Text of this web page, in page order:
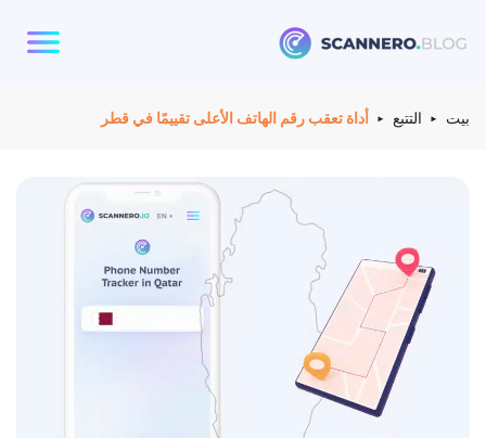
بيت التتبع أداة تعقب رقم الهاتف الأعلى تقييمًا في قطر